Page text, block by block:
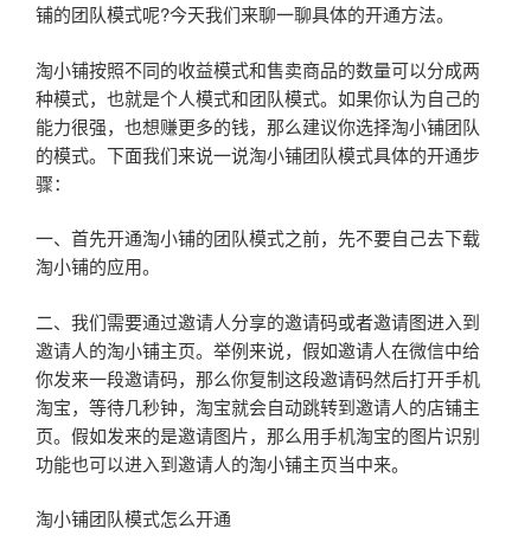
铺的团队模式呢?今天我们来聊一聊具体的开通方法。
淘小铺按照不同的收益模式和售卖商品的数量可以分成两
种模式，也就是个人模式和团队模式。如果你认为自己的
能力很强，也想赚更多的钱，那么建议你选择淘小铺团队
的模式。下面我们来说一说淘小铺团队模式具体的开通步
骤：
一、首先开通淘小铺的团队模式之前，先不要自己去下载
淘小铺的应用。
二、我们需要通过邀请人分享的邀请码或者邀请图进入到
邀请人的淘小铺主页。举例来说，假如邀请人在微信中给
你发来一段邀请码，那么你复制这段邀请码然后打开手机
淘宝，等待几秒钟，淘宝就会自动跳转到邀请人的店铺主
页。假如发来的是邀请图片，那么用手机淘宝的图片识别
功能也可以进入到邀请人的淘小铺主页当中来。
淘小铺团队模式怎么开通